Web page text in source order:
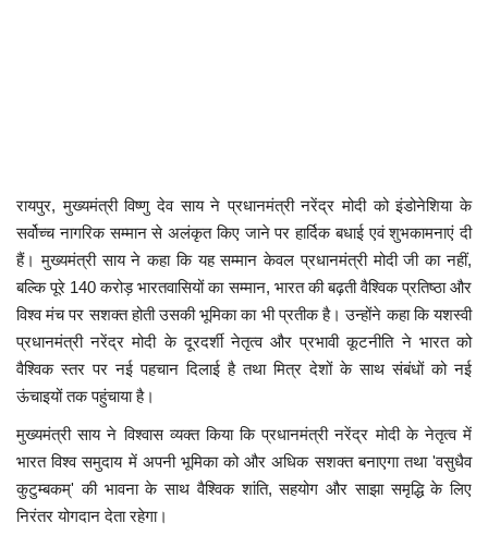
संपर्क
रायपुर, मुख्यमंत्री विष्णु देव साय ने प्रधानमंत्री नरेंद्र मोदी को इंडोनेशिया के
सर्वोच्च नागरिक सम्मान से अलंकृत किए जाने पर हार्दिक बधाई एवं शुभकामनाएं दी
हैं। मुख्यमंत्री साय ने कहा कि यह सम्मान केवल प्रधानमंत्री मोदी जी का नहीं,
बल्कि पूरे 140 करोड़ भारतवासियों का सम्मान, भारत की बढ़ती वैश्विक प्रतिष्ठा और
विश्व मंच पर सशक्त होती उसकी भूमिका का भी प्रतीक है। उन्होंने कहा कि यशस्वी
प्रधानमंत्री नरेंद्र मोदी के दूरदर्शी नेतृत्व और प्रभावी कूटनीति ने भारत को
वैश्विक स्तर पर नई पहचान दिलाई है तथा मित्र देशों के साथ संबंधों को नई
ऊंचाइयों तक पहुंचाया है।
मुख्यमंत्री साय ने विश्वास व्यक्त किया कि प्रधानमंत्री नरेंद्र मोदी के नेतृत्व में
भारत विश्व समुदाय में अपनी भूमिका को और अधिक सशक्त बनाएगा तथा 'वसुधैव
कुटुम्बकम्' की भावना के साथ वैश्विक शांति, सहयोग और साझा समृद्धि के लिए
निरंतर योगदान देता रहेगा।